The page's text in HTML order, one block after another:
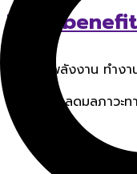
Main benefit
ประหยัดพลังงาน ทำง
น้ำมัน) และลดมลภาวะท